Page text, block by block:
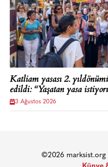
Katliam yasası 2.
edildi: “Yaşatan yasa
3 Ağustos 2026
©2026 marksist.org